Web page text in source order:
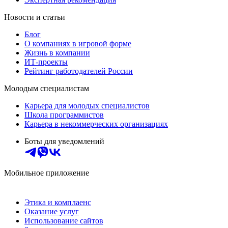
Новости и статьи
Блог
О компаниях в игровой форме
Жизнь в компании
ИТ-проекты
Рейтинг работодателей России
Молодым специалистам
Карьера для молодых специалистов
Школа программистов
Карьера в некоммерческих организациях
Боты для уведомлений
Мобильное приложение
Этика и комплаенс
Оказание услуг
Использование сайтов